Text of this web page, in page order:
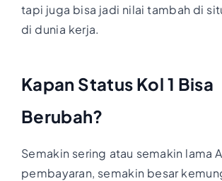
tapi juga bisa jadi nilai tambah di
di dunia kerja.
Kapan Status Kol 1 Bisa
Berubah?
Semakin sering atau semakin lama
pembayaran, semakin besar